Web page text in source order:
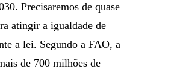
Precisaremos de quase
atingir a igualdade de
a lei. Segundo a FAO, a
de 700 milhões de